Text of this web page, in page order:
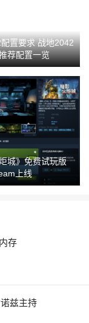
置要求 战地2042
荐配置一览
城》免费试玩版
上线
存
兹主持